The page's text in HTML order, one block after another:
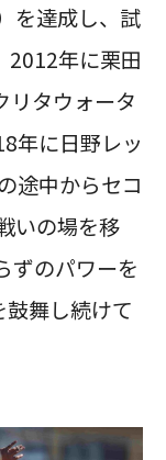
を達成し、試
2012年に栗田
リタウォータ
年に日野レッ
途中からセコ
いの場を移
ずのパワーを
舞し続けて